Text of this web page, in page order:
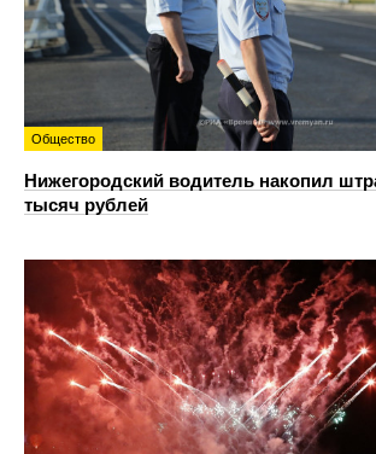
Общество
Нижегородский водитель накопил
тысяч рублей